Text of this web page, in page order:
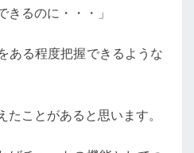
きるのに・・・」
ある程度把握できるような
ことがあると思います。